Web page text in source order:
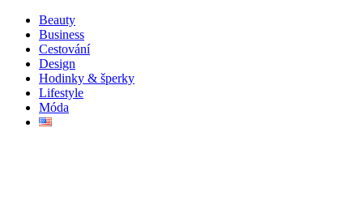
Beauty
Business
Cestování
Design
Hodinky & šperky
Lifestyle
Móda